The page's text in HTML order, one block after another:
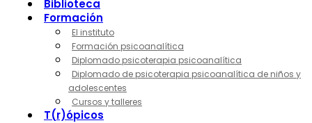
Biblioteca
Formación
El instituto
Formación psicoanalítica
Diplomado psicoterapia psicoanalítica
Diplomado de psicoterapia psicoanalítica de niños y
adolescentes
Cursos y talleres
T(r)ópicos